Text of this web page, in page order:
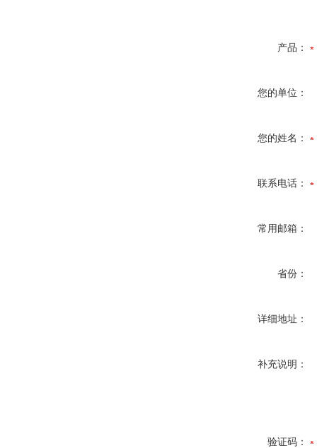
产品：
您的单位：
您的姓名：
联系电话：
常用邮箱：
省份：
详细地址：
补充说明：
验证码：